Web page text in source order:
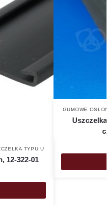
TYPU U
12-322-01
GUMOWE